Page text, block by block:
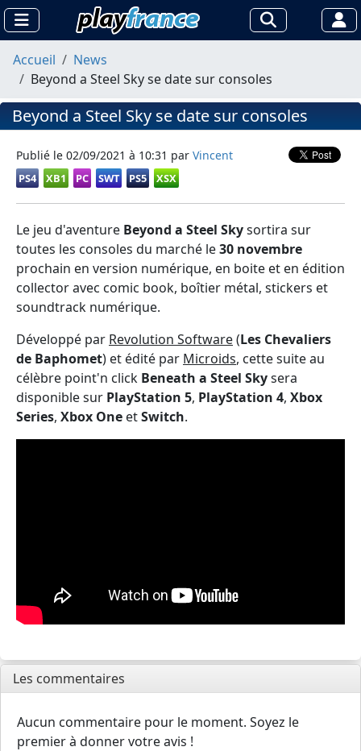
Accueil
News
Beyond a Steel Sky se date sur consoles
Beyond a Steel Sky se date sur consoles
Publié le 02/09/2021 à 10:31 par Vincent
PS4 XB1 PC SWT PS5 XSX
Le jeu d'aventure Beyond a Steel Skysortira sur
toutes les consoles du marché le30 novembre
prochain en version numérique, en boite et en édition
collector avec comic book, boîtier métal, stickers et
soundtrack numérique.
Développé par Revolution Software(Les Chevaliers
de Baphomet) et édité par Microids, cette suite au
célèbre point'n click Beneath a Steel Skysera
disponible sur PlayStation 5, PlayStation 4, Xbox
Series, Xbox One etSwitch.
Les commentaires
Aucun commentaire pour le moment. Soyez le
premier à donner votre avis !